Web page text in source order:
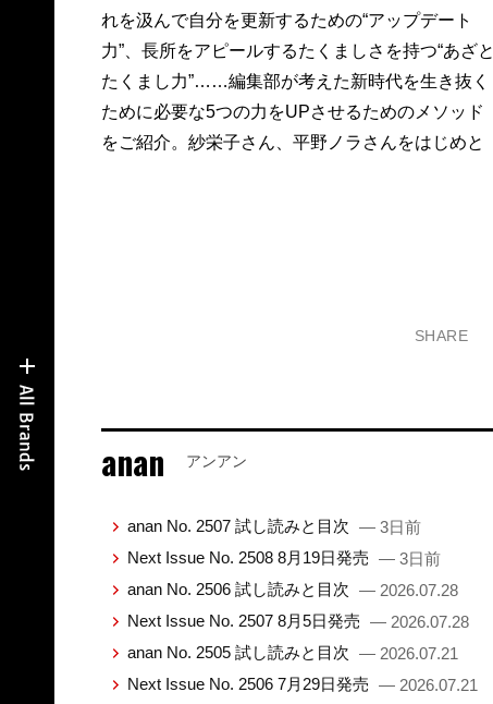
れを汲んで自分を更新するための“アップデート
力”、長所をアピールするたくましさを持つ“あざと
たくまし力”……編集部が考えた新時代を生き抜く
ために必要な5つの力をUPさせるためのメソッド
をご紹介。紗栄子さん、平野ノラさんをはじめと
SHARE
anan アンアン
anan No. 2507 試し読みと目次 — 3日前
Next Issue No. 2508 8月19日発売 — 3日前
anan No. 2506 試し読みと目次 — 2026.07.28
Next Issue No. 2507 8月5日発売 — 2026.07.28
anan No. 2505 試し読みと目次 — 2026.07.21
Next Issue No. 2506 7月29日発売 — 2026.07.21